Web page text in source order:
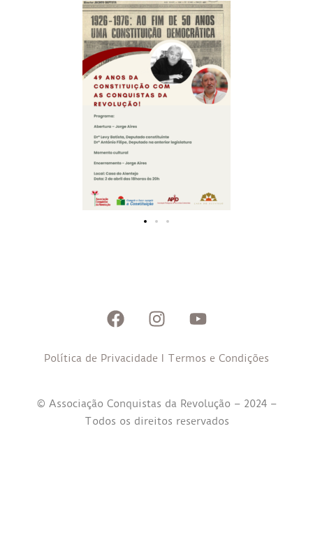
Política de Privacidade I Termos e Condições
© Associação Conquistas da Revolução – 2024 –
Todos os direitos reservados